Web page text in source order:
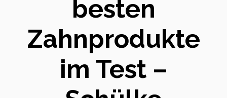
besten
Zahnprodukte
im Test –